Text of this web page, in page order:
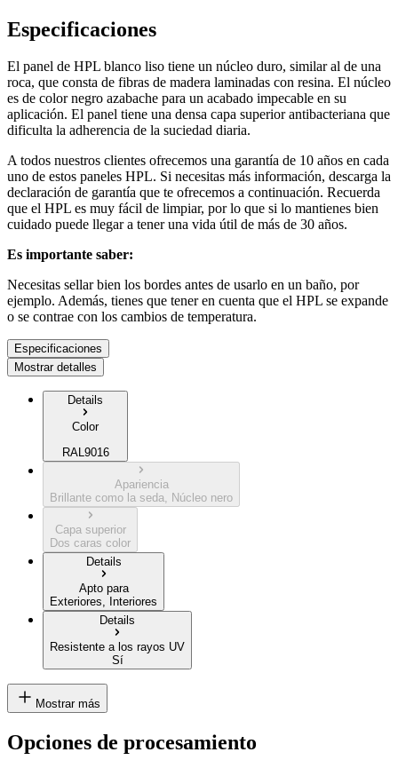
Especificaciones
El panel de HPL blanco liso tiene un núcleo duro, similar al de una
roca, que consta de fibras de madera laminadas con resina. El núcleo
es de color negro azabache para un acabado impecable en su
aplicación. El panel tiene una densa capa superior antibacteriana que
dificulta la adherencia de la suciedad diaria.
A todos nuestros clientes ofrecemos una garantía de 10 años en cada
uno de estos paneles HPL. Si necesitas más información, descarga la
declaración de garantía que te ofrecemos a continuación. Recuerda
que el HPL es muy fácil de limpiar, por lo que si lo mantienes bien
cuidado puede llegar a tener una vida útil de más de 30 años.
Es importante saber:
Necesitas sellar bien los bordes antes de usarlo en un baño, por
ejemplo. Además, tienes que tener en cuenta que el HPL se expande
o se contrae con los cambios de temperatura.
Especificaciones
Mostrar detalles
Details
Color
RAL9016
Apariencia
Brillante como la seda, Núcleo nero
Capa superior
Dos caras color
Details
Apto para
Exteriores, Interiores
Details
Resistente a los rayos UV
Sí
Mostrar más
Opciones de procesamiento